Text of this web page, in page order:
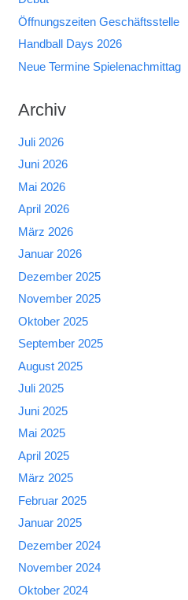
Öffnungszeiten Geschäftsstelle
Handball Days 2026
Neue Termine Spielenachmittag
Archiv
Juli 2026
Juni 2026
Mai 2026
April 2026
März 2026
Januar 2026
Dezember 2025
November 2025
Oktober 2025
September 2025
August 2025
Juli 2025
Juni 2025
Mai 2025
April 2025
März 2025
Februar 2025
Januar 2025
Dezember 2024
November 2024
Oktober 2024